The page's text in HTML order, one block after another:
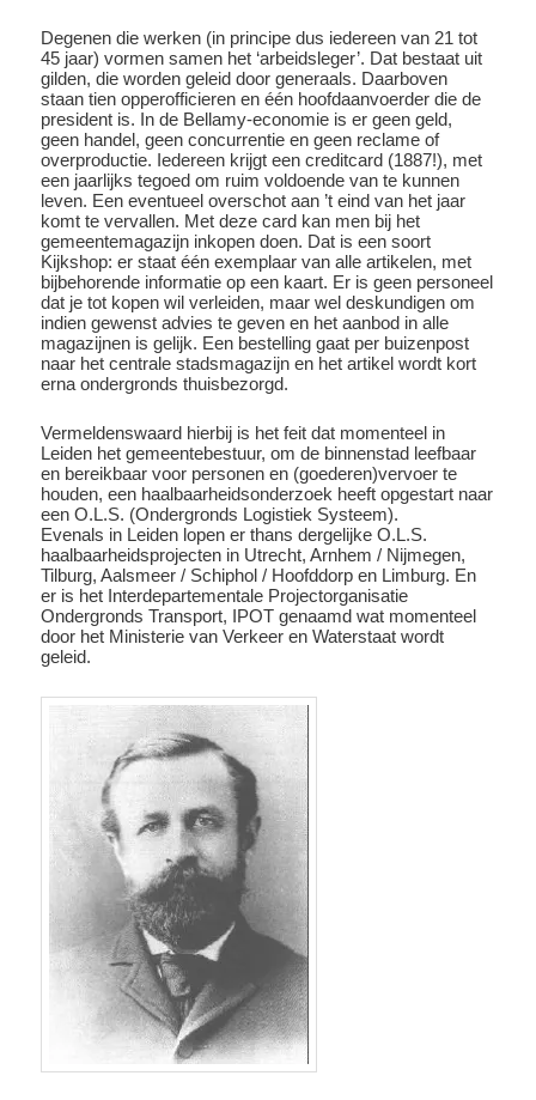
Degenen die werken (in principe dus iedereen van 21 tot
45 jaar) vormen samen het ‘arbeidsleger’. Dat bestaat uit
gilden, die worden geleid door generaals. Daarboven
staan tien opperofficieren en één hoofdaanvoerder die de
president is. In de Bellamy-economie is er geen geld,
geen handel, geen concurrentie en geen reclame of
overproductie. Iedereen krijgt een creditcard (1887!), met
een jaarlijks tegoed om ruim voldoende van te kunnen
leven. Een eventueel overschot aan ’t eind van het jaar
komt te vervallen. Met deze card kan men bij het
gemeentemagazijn inkopen doen. Dat is een soort
Kijkshop: er staat één exemplaar van alle artikelen, met
bijbehorende informatie op een kaart. Er is geen personeel
dat je tot kopen wil verleiden, maar wel deskundigen om
indien gewenst advies te geven en het aanbod in alle
magazijnen is gelijk. Een bestelling gaat per buizenpost
naar het centrale stadsmagazijn en het artikel wordt kort
erna ondergronds thuisbezorgd.
Vermeldenswaard hierbij is het feit dat momenteel in
Leiden het gemeentebestuur, om de binnenstad leefbaar
en bereikbaar voor personen en (goederen)vervoer te
houden, een haalbaarheidsonderzoek heeft opgestart naar
een O.L.S. (Ondergronds Logistiek Systeem).
Evenals in Leiden lopen er thans dergelijke O.L.S.
haalbaarheidsprojecten in Utrecht, Arnhem / Nijmegen,
Tilburg, Aalsmeer / Schiphol / Hoofddorp en Limburg. En
er is het Interdepartementale Projectorganisatie
Ondergronds Transport, IPOT genaamd wat momenteel
door het Ministerie van Verkeer en Waterstaat wordt
geleid.